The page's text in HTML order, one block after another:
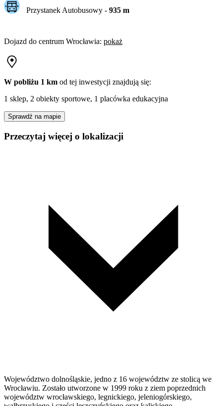
Przystanek Autobusowy - 935m
Dojazd do centrum Wrocławia: pokaż
W pobliżu 1 km od tej inwestycji znajdują się:
1 sklep, 2 obiekty sportowe, 1 placówka edukacyjna
Sprawdź na mapie
Przeczytaj więcej o lokalizacji
Województwo dolnośląskie, jedno z 16 województw ze stolicą we
Wrocławiu. Zostało utworzone w 1999 roku z ziem poprzednich
województw wrocławskiego, legnickiego, jeleniogórskiego,